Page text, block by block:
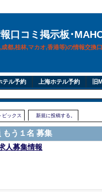
口コミ掲示板･
都,桂林,マカオ,香港等)の情報交換
テル予約 上海ホテル予約 旧
ピックス 新規に投稿する。
う１名 募集
人募集情報